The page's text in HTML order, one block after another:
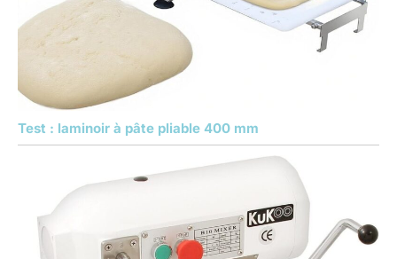
Test : laminoir à pâte pliable 400 mm